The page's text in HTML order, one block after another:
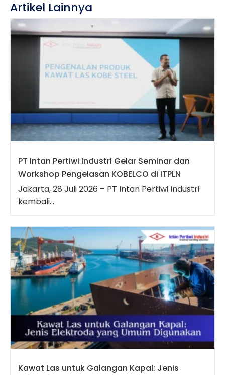
Artikel Lainnya
PT Intan Pertiwi Industri Gelar Seminar dan
Workshop Pengelasan KOBELCO di ITPLN
Jakarta, 28 Juli 2026 – PT Intan Pertiwi Industri
kembali...
Kawat Las untuk Galangan Kapal: Jenis